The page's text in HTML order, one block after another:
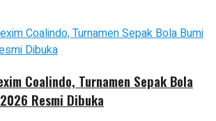
Coalindo, Turnamen Sepak Bola
Resmi Dibuka